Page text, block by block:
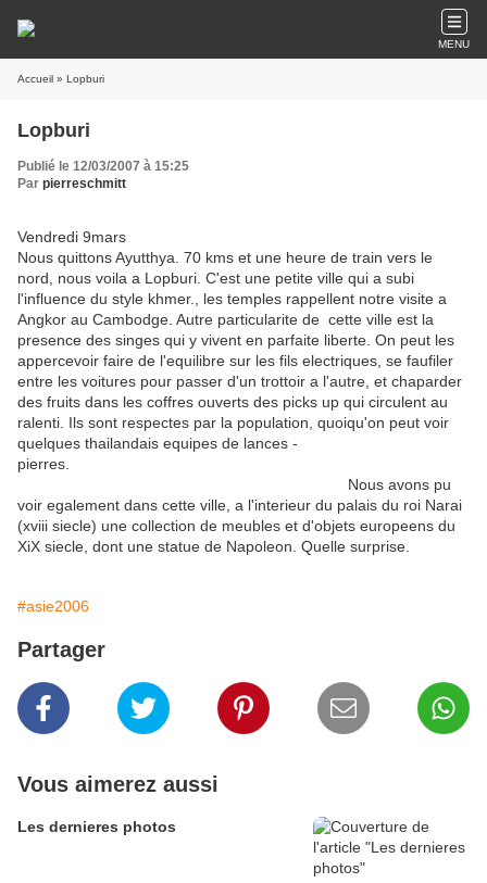
MENU
Accueil » Lopburi
Lopburi
Publié le 12/03/2007 à 15:25
Par pierreschmitt
Vendredi 9mars
Nous quittons Ayutthya. 70 kms et une heure de train vers le
nord, nous voila a Lopburi. C'est une petite ville qui a subi
l'influence du style khmer., les temples rappellent notre visite a
Angkor au Cambodge. Autre particularite de cette ville est la
presence des singes qui y vivent en parfaite liberte. On peut les
appercevoir faire de l'equilibre sur les fils electriques, se faufiler
entre les voitures pour passer d'un trottoir a l'autre, et chaparder
des fruits dans les coffres ouverts des picks up qui circulent au
ralenti. Ils sont respectes par la population, quoiqu'on peut voir
quelques thailandais equipes de lances -
pierres.
Nous avons pu
voir egalement dans cette ville, a l'interieur du palais du roi Narai
(xviii siecle) une collection de meubles et d'objets europeens du
XiX siecle, dont une statue de Napoleon. Quelle surprise.
#asie2006
Partager
Vous aimerez aussi
Les dernieres photos